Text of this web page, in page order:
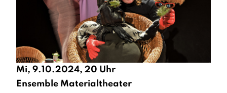
Mi, 9.10.2024, 20 Uhr
Ensemble Materialtheater